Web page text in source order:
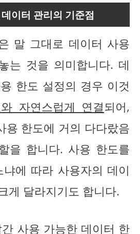
이터 관리의 기준점
말 그대로 데이터 사용
는 것을 의미합니다. 데
한도 설정의 경우 이것
자연스럽게 연결되어,
용 한도에 거의 다다랐음
을 합니다. 사용 한도를
냐에 따라 사용자의 데이
게 달라지기도 합니다.
사용 가능한 데이터 한